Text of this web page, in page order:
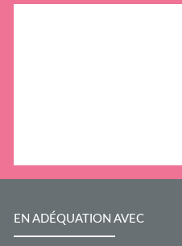
EN ADÉQUATION AVEC